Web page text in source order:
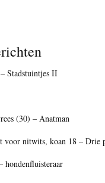
Stadstuintjes II
(30) – Anatman
voor nitwits, koan 18 – Drie
hondenfluisteraar